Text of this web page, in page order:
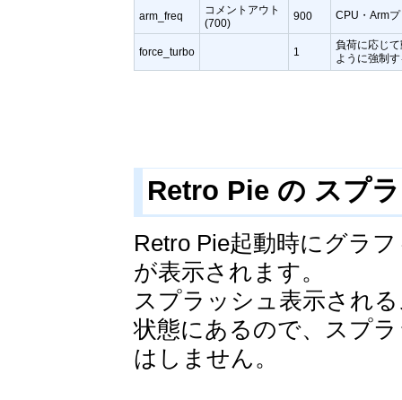
arm_freq
コメントアウト
(700)
900 CPU・Arm
force_turbo 1
負荷に応じ
ように強制
Retro Pie の スプ
Retro Pie起動時にグラ
が表示されます。
スプラッシュ表示され
状態にあるので、スプ
はしません。